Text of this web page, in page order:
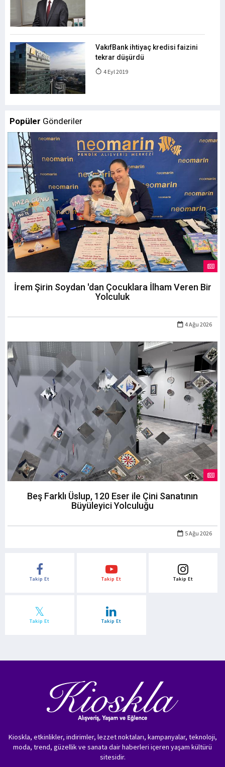
VakıfBank ihtiyaç kredisi faizini
tekrar düşürdü
4 Eyl 2019
Popüler Gönderiler
İrem Şirin Soydan 'dan Çocuklara İlham Veren Bir
Yolculuk
4 Ağu 2026
Beş Farklı Üslup, 120 Eser ile Çini Sanatının
Büyüleyici Yolculuğu
5 Ağu 2026
Takip Et Takip Et Takip Et
Takip Et Takip Et
Kioskla, etkinlikler, indirimler, lezzet noktaları, kampanyalar, teknoloji,
moda, trend, güzellik ve sanata dair haberleri içeren yaşam kültürü
sitesidir.